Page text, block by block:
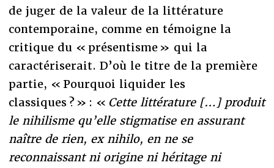
de juger de la valeur de la littérature
contemporaine, comme en témoigne la
critique du « présentisme » qui la
caractériserait. D’où le titre de la première
partie, « Pourquoi liquider les
classiques ? » : « Cette littérature […] produit
le nihilisme qu’elle stigmatise en assurant
naître de rien, ex nihilo, en ne se
reconnaissant ni origine ni héritage ni